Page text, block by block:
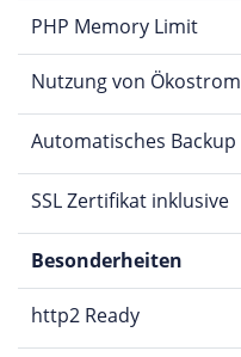
PHP Memory Limit
Nutzung von Ökostrom
Automatisches Backup
SSL Zertifikat inklusive
Besonderheiten
http2 Ready